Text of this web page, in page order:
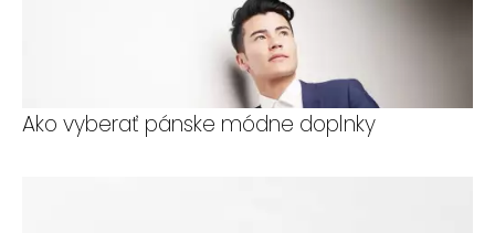
Ako vyberať pánske módne doplnky